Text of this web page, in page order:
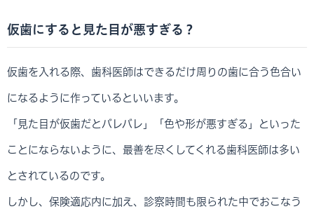
仮歯にすると見た目が悪すぎる？
仮歯を入れる際、歯科医師はできるだけ周りの歯に合う色合い
になるように作っているといいます。
「見た目が仮歯だとバレバレ」「色や形が悪すぎる」といった
ことにならないように、最善を尽くしてくれる歯科医師は多い
とされているのです。
しかし、保険適応内に加え、診察時間も限られた中でおこなう